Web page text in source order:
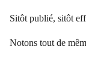
Sitôt publié, sitôt
Notons tout de